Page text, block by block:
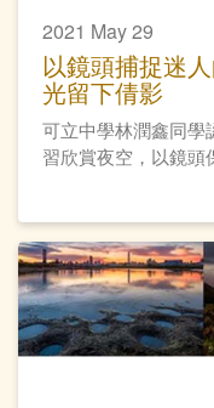
2021 May 29
以鏡頭捕捉迷
光留下倩影
可立中學林潤鑫同學
習欣賞夜空，以鏡頭